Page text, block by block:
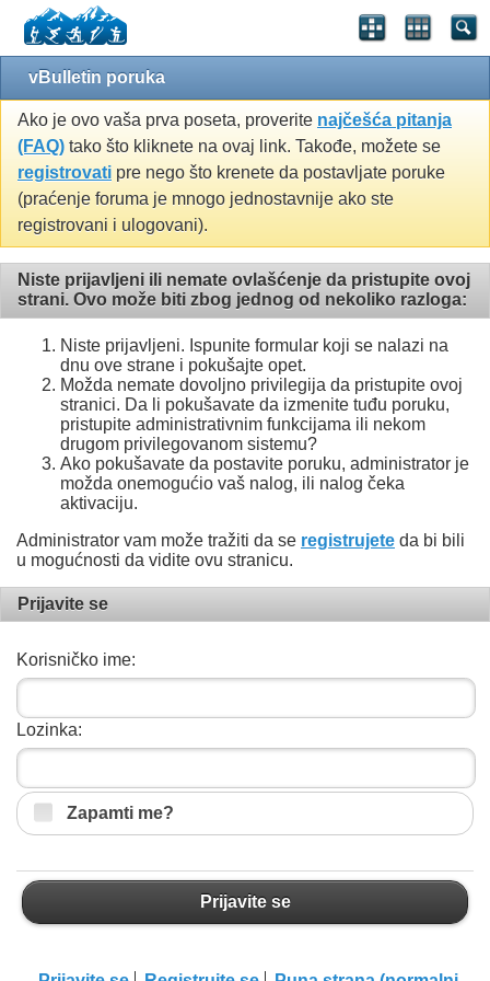
vBulletin poruka
Ako je ovo vaša prva poseta, proverite najčešća pitanja
(FAQ) tako što kliknete na ovaj link. Takođe, možete se
registrovati pre nego što krenete da postavljate poruke
(praćenje foruma je mnogo jednostavnije ako ste
registrovani i ulogovani).
Niste prijavljeni ili nemate ovlašćenje da pristupite ovoj
strani. Ovo može biti zbog jednog od nekoliko razloga:
Niste prijavljeni. Ispunite formular koji se nalazi na
dnu ove strane i pokušajte opet.
Možda nemate dovoljno privilegija da pristupite ovoj
stranici. Da li pokušavate da izmenite tuđu poruku,
pristupite administrativnim funkcijama ili nekom
drugom privilegovanom sistemu?
Ako pokušavate da postavite poruku, administrator je
možda onemogućio vaš nalog, ili nalog čeka
aktivaciju.
Administrator vam može tražiti da se registrujete da bi bili
u mogućnosti da vidite ovu stranicu.
Prijavite se
Korisničko ime:
Lozinka:
Zapamti me?
Prijavite se